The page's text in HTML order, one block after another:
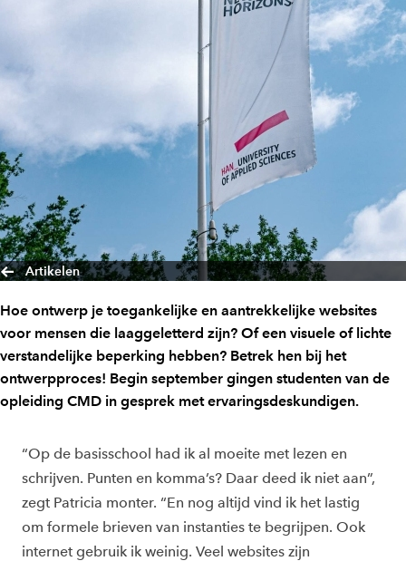
Artikelen
Hoe ontwerp je toegankelijke en aantrekkelijke websites
voor mensen die laaggeletterd zijn? Of een visuele of lichte
verstandelijke beperking hebben? Betrek hen bij het
ontwerpproces! Begin september gingen studenten van de
opleiding CMD in gesprek met ervaringsdeskundigen.
“Op de basisschool had ik al moeite met lezen en
schrijven. Punten en komma’s? Daar deed ik niet aan”,
zegt Patricia monter. “En nog altijd vind ik het lastig
om formele brieven van instanties te begrijpen. Ook
internet gebruik ik weinig. Veel websites zijn